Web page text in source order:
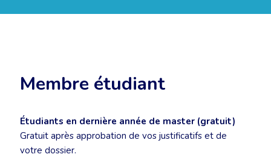
Membre étudiant
Étudiants en dernière année de master (gratuit)
Gratuit après approbation de vos justificatifs et de
votre dossier.